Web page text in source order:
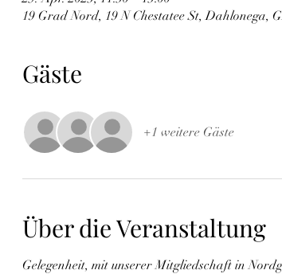
19 Grad Nord, 19 N Chestatee St, Dahlonega,
Gäste
+1 weitere Gäste
Über die Veranstaltung
Gelegenheit, mit unserer Mitgliedschaft in